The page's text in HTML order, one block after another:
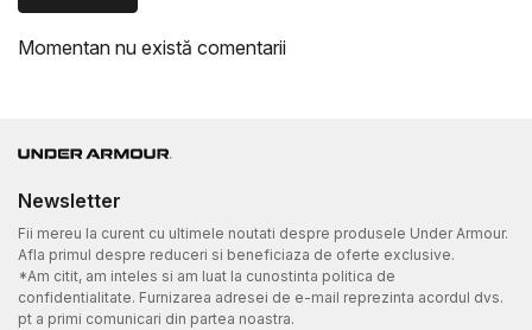
Momentan nu există comentarii
Newsletter
Fii mereu la curent cu ultimele noutati despre produsele Under Armour.
Afla primul despre reduceri si beneficiaza de oferte exclusive.
*Am citit, am inteles si am luat la cunostinta politica de
confidentialitate. Furnizarea adresei de e-mail reprezinta acordul dvs.
pt a primi comunicari din partea noastra.